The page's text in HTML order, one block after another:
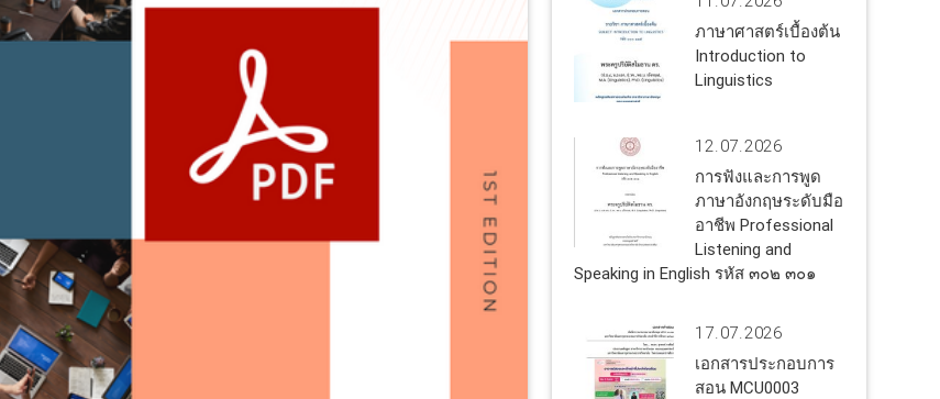
ภาษาศาสตร์เบื้องต้น
Introduction to
Linguistics
12.07.2026
การฟังและการพูด
ภาษาอังกฤษระดับมือ
อาชีพ Professional
Listening and
Speaking in English รหัส ๓๐๒ ๓๐๑
17.07.2026
เอกสารประกอบการ
สอน MCU0003